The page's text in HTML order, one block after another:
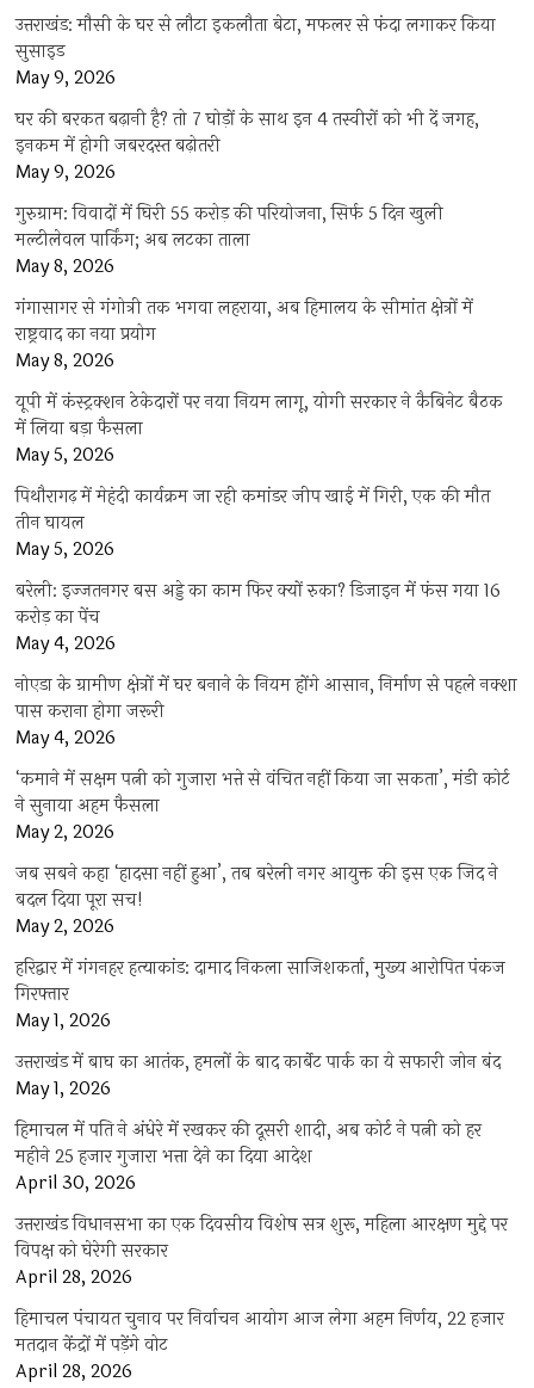
उत्तराखंड: मौसी के घर से लौटा इकलौता बेटा, मफलर से फंदा लगाकर किया
सुसाइड
May 9, 2026
घर की बरकत बढ़ानी है? तो 7 घोड़ों के साथ इन 4 तस्वीरों को भी दें जगह,
इनकम में होगी जबरदस्त बढ़ोतरी
May 9, 2026
गुरुग्राम: विवादों में घिरी 55 करोड़ की परियोजना, सिर्फ 5 दिन खुली
मल्टीलेवल पार्किंग; अब लटका ताला
May 8, 2026
गंगासागर से गंगोत्री तक भगवा लहराया, अब हिमालय के सीमांत क्षेत्रों में
राष्ट्रवाद का नया प्रयोग
May 8, 2026
यूपी में कंस्ट्रक्शन ठेकेदारों पर नया नियम लागू, योगी सरकार ने कैबिनेट बैठक
में लिया बड़ा फैसला
May 5, 2026
पिथौरागढ़ में मेहंदी कार्यक्रम जा रही कमांडर जीप खाई में गिरी, एक की मौत
तीन घायल
May 5, 2026
बरेली: इज्जतनगर बस अड्डे का काम फिर क्यों रुका? डिजाइन में फंस गया 16
करोड़ का पेंच
May 4, 2026
नोएडा के ग्रामीण क्षेत्रों में घर बनाने के नियम होंगे आसान, निर्माण से पहले नक्शा
पास कराना होगा जरूरी
May 4, 2026
‘कमाने में सक्षम पत्नी को गुजारा भत्ते से वंचित नहीं किया जा सकता’, मंडी कोर्ट
ने सुनाया अहम फैसला
May 2, 2026
जब सबने कहा ‘हादसा नहीं हुआ’, तब बरेली नगर आयुक्त की इस एक जिद ने
बदल दिया पूरा सच!
May 2, 2026
हरिद्वार में गंगनहर हत्याकांड: दामाद निकला साजिशकर्ता, मुख्य आरोपित पंकज
गिरफ्तार
May 1, 2026
उत्तराखंड में बाघ का आतंक, हमलों के बाद कार्बेट पार्क का ये सफारी जोन बंद
May 1, 2026
हिमाचल में पति ने अंधेरे में रखकर की दूसरी शादी, अब कोर्ट ने पत्नी को हर
महीने 25 हजार गुजारा भत्ता देने का दिया आदेश
April 30, 2026
उत्तराखंड विधानसभा का एक दिवसीय विशेष सत्र शुरू, महिला आरक्षण मुद्दे पर
विपक्ष को घेरेगी सरकार
April 28, 2026
हिमाचल पंचायत चुनाव पर निर्वाचन आयोग आज लेगा अहम निर्णय, 22 हजार
मतदान केंद्रों में पड़ेंगे वोट
April 28, 2026